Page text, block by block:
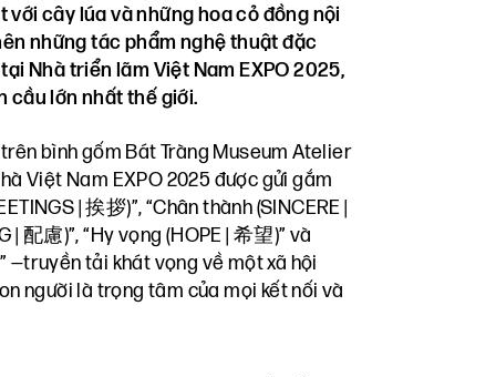
với cây lúa và những hoa cỏ đồng nội
những tác phẩm nghệ thuật đặc
Nhà triển lãm Việt Nam EXPO 2025,
cầu lớn nhất thế giới.
bình gốm Bát Tràng Museum Atelier
Việt Nam EXPO 2025 được gửi gắm
|挨拶)”, “Chân thành (SINCERE |
| 配慮)”, “Hy vọng (HOPE | 希望)” và
—truyền tải khát vọng về một xã hội
người là trọng tâm của mọi kết nối và